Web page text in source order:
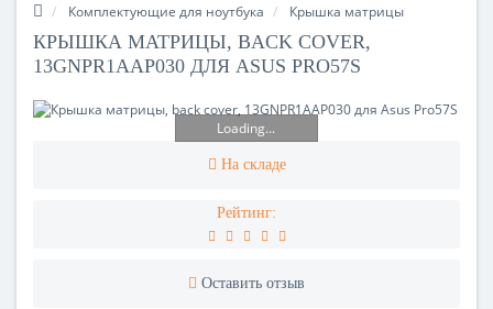
Комплектующие для ноутбука Крышка матрицы
КРЫШКА МАТРИЦЫ, BACK COVER,
13GNPR1AAP030 ДЛЯ ASUS PRO57S
Loading...
На складе
Рейтинг:
Оставить отзыв